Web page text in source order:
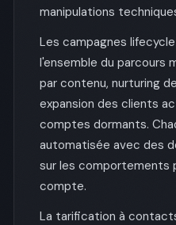
manipulations
Les campagnes
l'ensemble du parcours
par contenu, nurturing
expansion des clients
comptes dormants.
automatisée avec des
sur les comportements
compte.
La tarification à